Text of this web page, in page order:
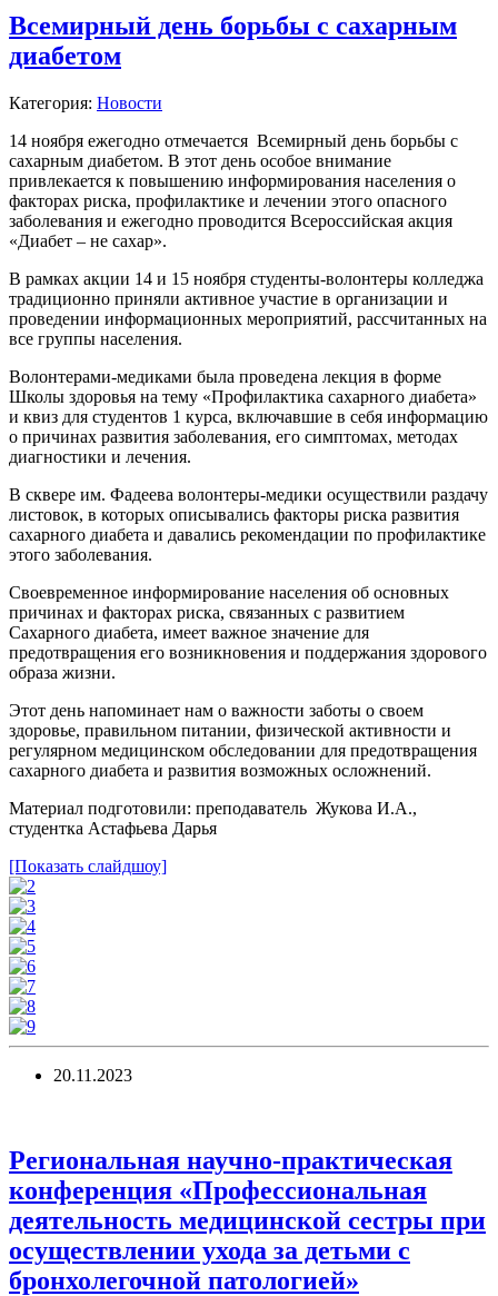
Всемирный день борьбы с сахарным
диабетом
Категория: Новости
14 ноября ежегодно отмечается Всемирный день борьбы с
сахарным диабетом. В этот день особое внимание
привлекается к повышению информирования населения о
факторах риска, профилактике и лечении этого опасного
заболевания и ежегодно проводится Всероссийская акция
«Диабет – не сахар».
В рамках акции 14 и 15 ноября студенты-волонтеры колледжа
традиционно приняли активное участие в организации и
проведении информационных мероприятий, рассчитанных на
все группы населения.
Волонтерами-медиками была проведена лекция в форме
Школы здоровья на тему «Профилактика сахарного диабета»
и квиз для студентов 1 курса, включавшие в себя информацию
о причинах развития заболевания, его симптомах, методах
диагностики и лечения.
В сквере им. Фадеева волонтеры-медики осуществили раздачу
листовок, в которых описывались факторы риска развития
сахарного диабета и давались рекомендации по профилактике
этого заболевания.
Своевременное информирование населения об основных
причинах и факторах риска, связанных с развитием
Сахарного диабета, имеет важное значение для
предотвращения его возникновения и поддержания здорового
образа жизни.
Этот день напоминает нам о важности заботы о своем
здоровье, правильном питании, физической активности и
регулярном медицинском обследовании для предотвращения
сахарного диабета и развития возможных осложнений.
Материал подготовили: преподаватель Жукова И.А.,
студентка Астафьева Дарья
[Показать слайдшоу]
20.11.2023
Региональная научно-практическая
конференция «Профессиональная
деятельность медицинской сестры при
осуществлении ухода за детьми с
бронхолегочной патологией»